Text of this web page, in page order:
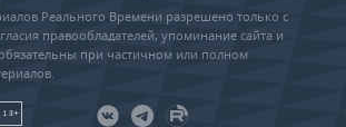
Реального Времени разрешено только с
правообладателей, упоминание сайта и
при частичном или полном
18+